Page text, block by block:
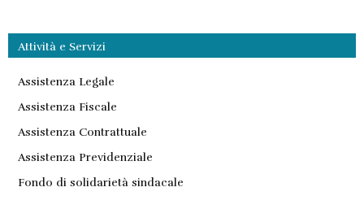
Attività e Servizi
Assistenza Legale
Assistenza Fiscale
Assistenza Contrattuale
Assistenza Previdenziale
Fondo di solidarietà sindacale